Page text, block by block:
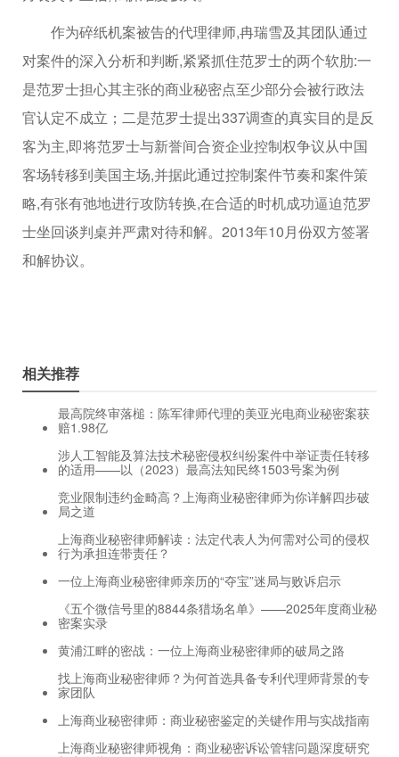
作为碎纸机案被告的代理律师,冉瑞雪及其团队通过
对案件的深入分析和判断,紧紧抓住范罗士的两个软肋:一
是范罗士担心其主张的商业秘密点至少部分会被行政法
官认定不成立；二是范罗士提出337调查的真实目的是反
客为主,即将范罗士与新誉间合资企业控制权争议从中国
客场转移到美国主场,并据此通过控制案件节奏和案件策
略,有张有弛地进行攻防转换,在合适的时机成功逼迫范罗
士坐回谈判桌并严肃对待和解。2013年10月份双方签署
和解协议。
相关推荐
最高院终审落槌：陈军律师代理的美亚光电商业秘密案获
赔1.98亿
涉人工智能及算法技术秘密侵权纠纷案件中举证责任转移
的适用——以（2023）最高法知民终1503号案为例
竞业限制违约金畸高？上海商业秘密律师为你详解四步破
局之道
上海商业秘密律师解读：法定代表人为何需对公司的侵权
行为承担连带责任？
一位上海商业秘密律师亲历的“夺宝”迷局与败诉启示
《五个微信号里的8844条猎场名单》——2025年度商业秘
密案实录
黄浦江畔的密战：一位上海商业秘密律师的破局之路
找上海商业秘密律师？为何首选具备专利代理师背景的专
家团队
上海商业秘密律师：商业秘密鉴定的关键作用与实战指南
上海商业秘密律师视角：商业秘密诉讼管辖问题深度研究